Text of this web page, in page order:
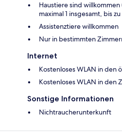
Haustiere sind
maximal 1 insgesamt, bis
Assistenztiere willkommen
Nur in bestimmten
Internet
Kostenloses WLAN in den
Kostenloses WLAN in den
Sonstige Informationen
Nichtraucherunterkunft